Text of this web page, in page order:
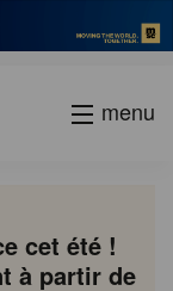
menu
cet été !
à partir de